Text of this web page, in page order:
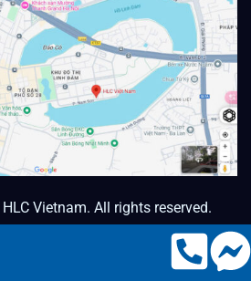
Vietnam. All rights reserved.